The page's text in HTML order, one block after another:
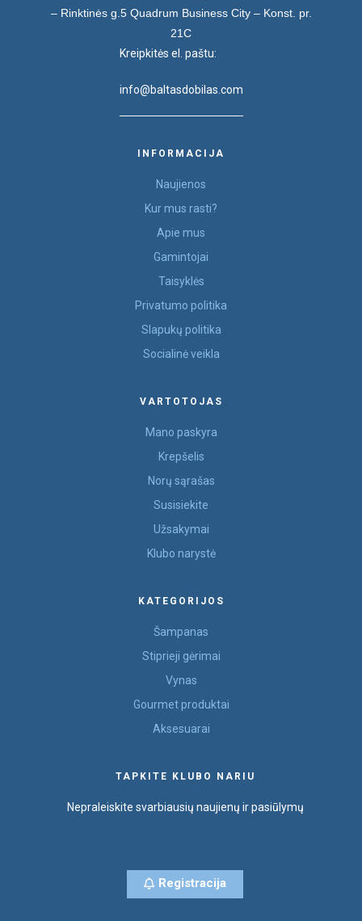
– Rinktinės g.5 Quadrum Business City – Konst. pr.
21C
Kreipkitės el. paštu:
info@baltasdobilas.com
INFORMACIJA
Naujienos
Kur mus rasti?
Apie mus
Gamintojai
Taisyklės
Privatumo politika
Slapukų politika
Socialinė veikla
VARTOTOJAS
Mano paskyra
Krepšelis
Norų sąrašas
Susisiekite
Užsakymai
Klubo narystė
KATEGORIJOS
Šampanas
Stiprieji gėrimai
Vynas
Gourmet produktai
Aksesuarai
TAPKITE KLUBO NARIU
Nepraleiskite svarbiausių naujienų ir pasiūlymų
Registracija